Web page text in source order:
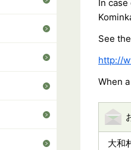
In
See
http://
When
大和